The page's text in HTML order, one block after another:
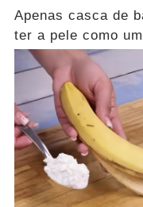
Apenas casca de
ter a pele como